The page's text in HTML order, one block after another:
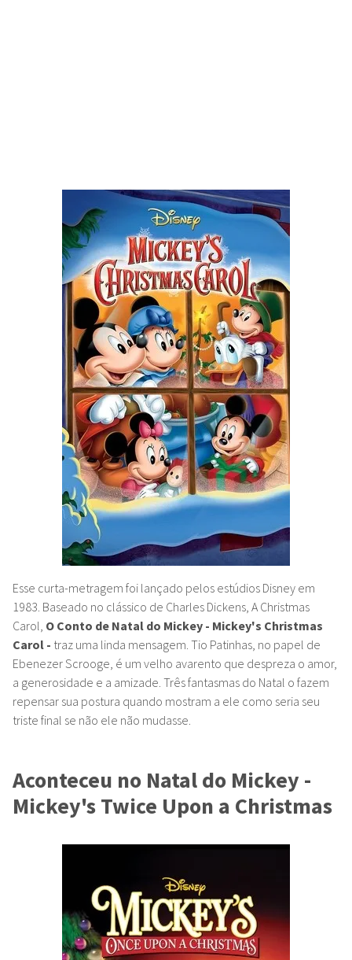
Esse curta-metragem foi lançado pelos estúdios Disney em
1983. Baseado no clássico de Charles Dickens, A Christmas
Carol, O Conto de Natal do Mickey - Mickey's Christmas
Carol - traz uma linda mensagem. Tio Patinhas, no papel de
Ebenezer Scrooge, é um velho avarento que despreza o amor,
a generosidade e a amizade. Três fantasmas do Natal o fazem
repensar sua postura quando mostram a ele como seria seu
triste final se não ele não mudasse.
Aconteceu no Natal do Mickey -
Mickey's Twice Upon a Christmas